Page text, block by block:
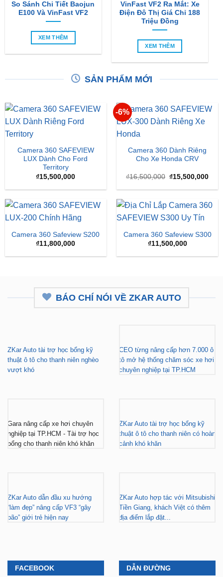
So Sánh Chi Tiết Baojun
E100 Và VinFast VF2
XEM THÊM
VinFast VF2 Ra Mắt: Xe
Điện Đô Thị Giá Chỉ 188
Triệu Đồng
XEM THÊM
SẢN PHẨM MỚI
Camera 360 SAFEVIEW
LUX Dành Cho Ford
Territory
₫15,500,000
-6%
Camera 360 Dành Riêng
Cho Xe Honda CRV
₫16,500,000 Giá
là:
₫15,500,000Giá
tại
Camera 360 Safeview S200
₫11,800,000
Camera 360 Safeview S300
₫11,500,000
BÁO CHÍ NÓI VỀ ZKAR AUTO
ZKar Auto tài trợ học bổng kỹ
thuật ô tô cho thanh niên nghèo
vượt khó
CEO từng nâng cấp hơn 7.000 ô
tô mở hệ thống chăm sóc xe hơi
chuyên nghiệp tại TP.HCM
Gara nâng cấp xe hơi chuyên
nghiệp tại TP.HCM - Tài trợ học
bổng cho thanh niên khó khăn
ZKar Auto tài trợ học bổng kỹ
thuật ô tô cho thanh niên có hoàn
cảnh khó khăn
ZKar Auto dẫn đầu xu hướng
“làm đẹp” nâng cấp VF3 “gây
bão” giới trẻ hiện nay
ZKar Auto hợp tác với Mitsubishi
Tiền Giang, khách Việt có thêm
địa điểm lắp đặt...
FACEBOOK DẪN ĐƯỜNG